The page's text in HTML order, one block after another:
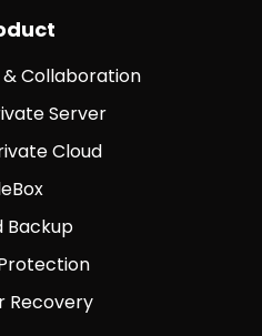
& Collaboration
Server
Cloud
Backup
Recovery